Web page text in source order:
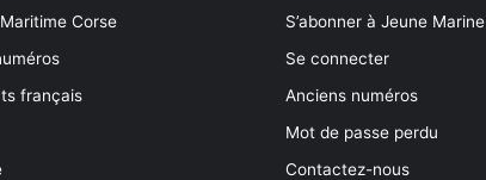
Corse
français
S’abonner à Jeune Marine
Se connecter
Anciens numéros
Mot de passe perdu
Contactez-nous